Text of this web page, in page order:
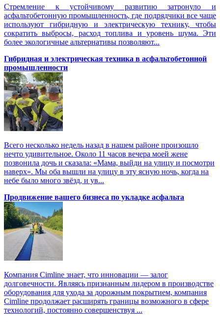
Стремление к устойчивому развитию затронуло и
асфальтобетонную промышленность, где подрядчики все чаще
используют гибридную и электрическую технику, чтобы
сократить выбросы, расход топлива и уровень шума. Эти
более экологичные альтернативы позволяют...
Гибридная и электрическая техника в асфальтобетонной
промышленности
Всего несколько недель назад в нашем районе произошло
нечто удивительное. Около 11 часов вечера моей жене
позвонила дочь и сказала: «Мама, выйди на улицу и посмотри
наверх». Мы оба вышли на улицу в эту ясную ночь, когда на
небе было много звёзд, и ув...
Продвижение вашего бизнеса по укладке асфальта
Компания Cimline знает, что инновации — залог
долговечности. Являясь признанным лидером в производстве
оборудования для ухода за дорожным покрытием, компания
Cimline продолжает расширять границы возможного в сфере
технологий, постоянно совершенствуя ...